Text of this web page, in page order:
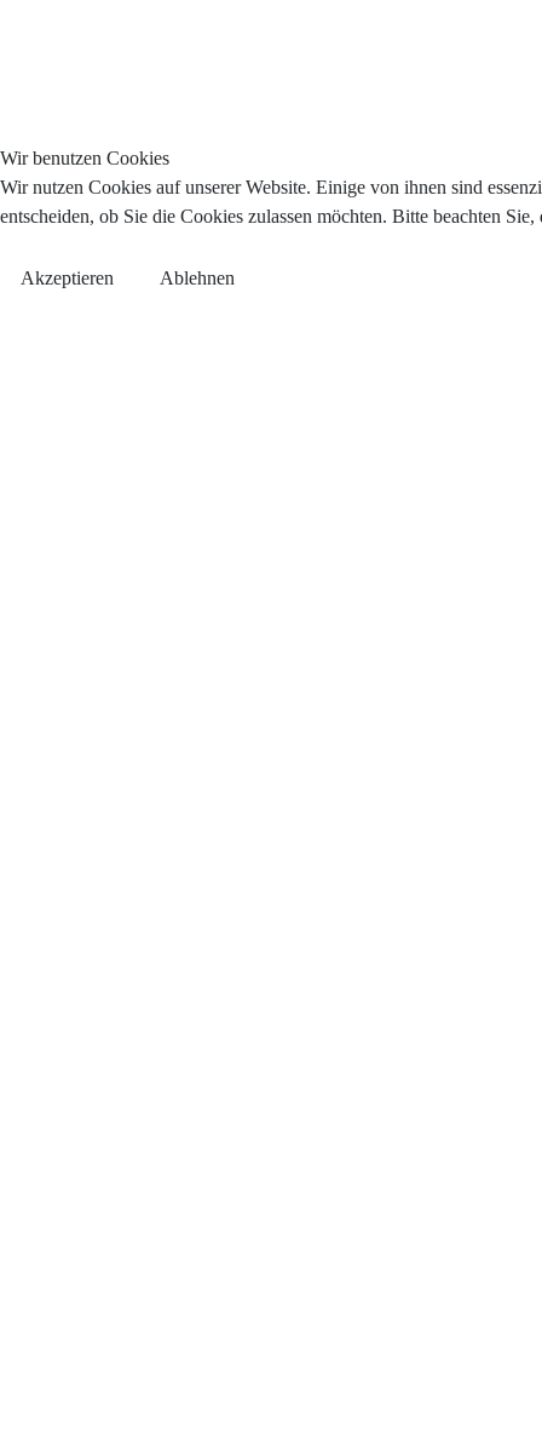
Wir benutzen Cookies
Wir nutzen Cookies auf unserer Website. Einige von ihnen sind
entscheiden, ob Sie die Cookies zulassen möchten. Bitte beachten
Akzeptieren Ablehnen